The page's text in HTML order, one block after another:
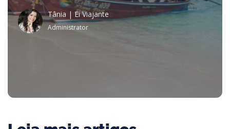
Tânia | Ei Viajante
Administrator